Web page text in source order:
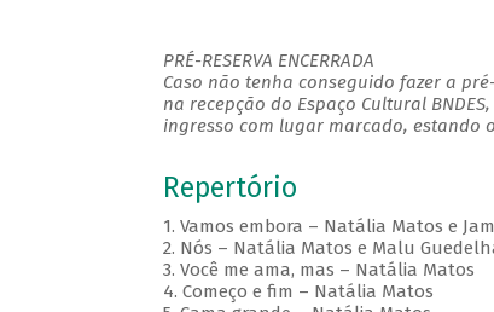
PRÉ-RESERVA ENCERRADA
Caso não tenha conseguido fazer a
na recepção do Espaço Cultural
ingresso com lugar marcado, estando
Repertório
1. Vamos embora – Natália Matos e
2. Nós – Natália Matos e Malu
3. Você me ama, mas – Natália Matos
4. Começo e fim – Natália Matos